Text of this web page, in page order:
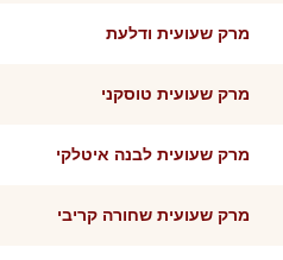
מרק שעועית ודלעת
מרק שעועית טוסקני
מרק שעועית לבנה איטלקי
מרק שעועית שחורה קריבי